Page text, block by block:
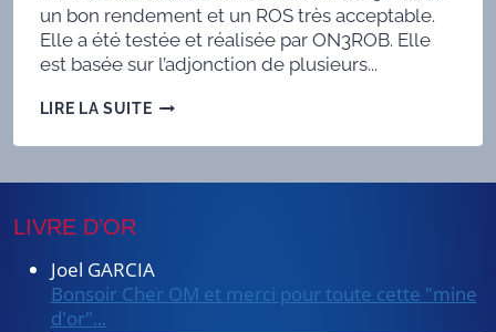
un bon rendement et un ROS très acceptable.
Elle a été testée et réalisée par ON3ROB. Elle
est basée sur l’adjonction de plusieurs...
LIRE LA SUITEMINI
CAROLINA
LIVRE D’OR
Joel GARCIA
Bonsoir Cher OM et merci pour toute cette "mine
d'or"...